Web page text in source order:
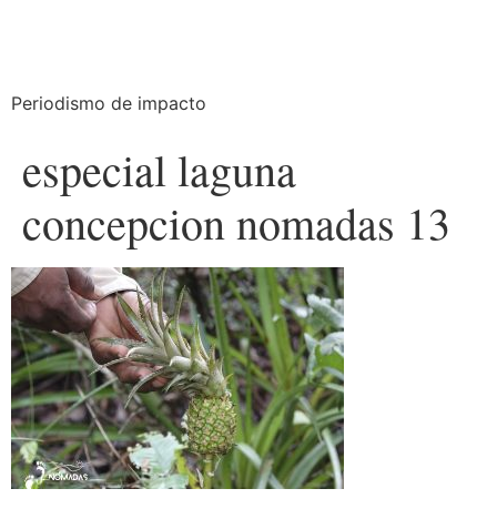
Periodismo de impacto
especial laguna
concepcion nomadas 13